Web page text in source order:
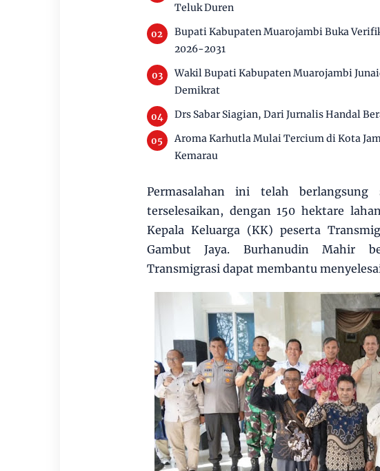
Teluk Duren
Bupati Kabupaten Muarojambi Buka
2026-2031
Wakil Bupati Kabupaten Muarojambi
Demikrat
Drs Sabar Siagian, Dari Jurnalis Handal
Aroma Karhutla Mulai Tercium di Kota
Kemarau
Permasalahan ini telah
terselesaikan, dengan 150 hektare
Kepala Keluarga (KK) peserta
Gambut Jaya. Burhanudin Mahir
Transmigrasi dapat membantu